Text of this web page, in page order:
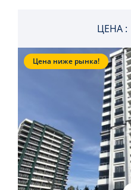
ЦЕНА :
Цена ниже рынка!